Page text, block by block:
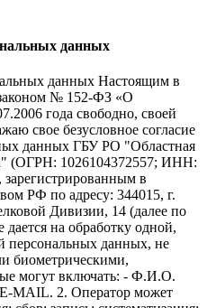
данных
данных Настоящим в
№ 152-ФЗ «О
года свободно, своей
свое безусловное согласие
данных ГБУ РО "Областная
(ОГРН: 1026104372557; ИНН:
в
РФ по адресу: 344015, г.
Дивизии, 14 (далее по
на обработку одной,
персональных данных, не
биометрическими,
могут включать: - Ф.И.О.
MAIL. 2. Оператор может